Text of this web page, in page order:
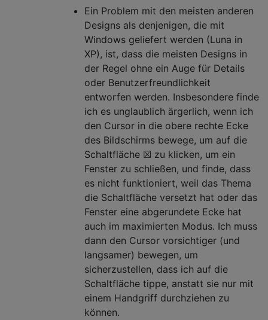
Ein Problem mit den meisten anderen
Designs als denjenigen, die mit
Windows geliefert werden (Luna in
XP), ist, dass die meisten Designs in
der Regel ohne ein Auge für Details
oder Benutzerfreundlichkeit
entworfen werden. Insbesondere finde
ich es unglaublich ärgerlich, wenn ich
den Cursor in die obere rechte Ecke
des Bildschirms bewege, um auf die
Schaltfläche ☒ zu klicken, um ein
Fenster zu schließen, und finde, dass
es nicht funktioniert, weil das Thema
die Schaltfläche versetzt hat oder das
Fenster eine abgerundete Ecke hat
auch im maximierten Modus. Ich muss
dann den Cursor vorsichtiger (und
langsamer) bewegen, um
sicherzustellen, dass ich auf die
Schaltfläche tippe, anstatt sie nur mit
einem Handgriff durchziehen zu
können.